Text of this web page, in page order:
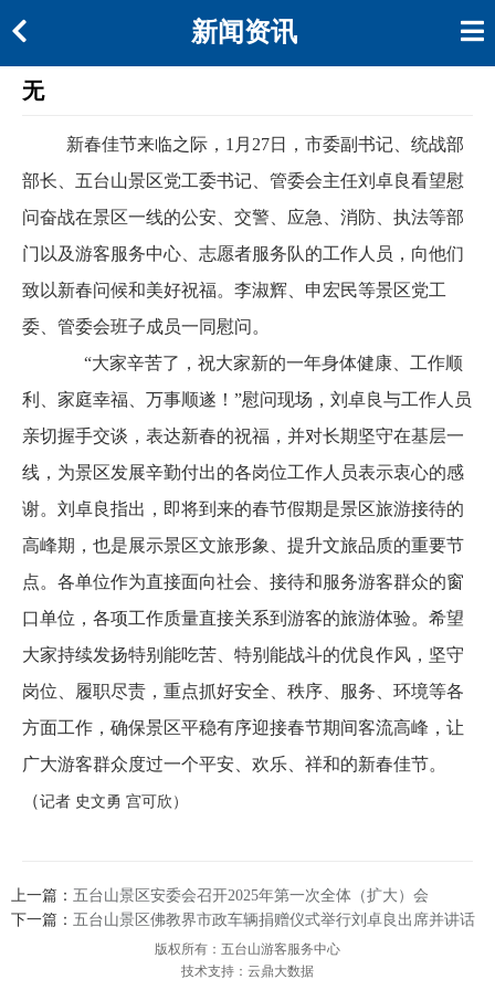
新闻资讯
无
新春佳节来临之际， 1月27日，市委副书记、 统战部
部长、 五台山景区党工委书记、管委会主任刘卓良看望慰
问奋战在景区一线的公安、交警、应急、消防、执法等部
门以及游客服务中心、志愿者服务队的工作人员，向他们
致以新春问候和美好祝福。 李淑辉、申宏民等景区党工
委、管委会班子成员一同慰问。
“大家辛苦了，祝大家新的一年身体健康、工作顺
利、家庭幸福、万事顺遂！”慰问现场，刘卓良与工作人员
亲切握手交谈，表达新春的祝福，并对长期坚守在基层一
线，为景区发展辛勤付出的各岗位工作人员表示衷心的感
谢。刘卓良指出，即将到来的春节假期是景区旅游接待的
高峰期，也是展示景区文旅形象、提升文旅品质的重要节
点。各单位作为直接面向社会、接待和服务游客群众的窗
口单位，各项工作质量直接关系到游客的旅游体验。希望
大家持续发扬特别能吃苦、特别能战斗的优良作风，坚守
岗位、履职尽责，重点抓好安全、秩序、服务、环境等各
方面工作，确保景区平稳有序迎接春节期间客流高峰，让
广大游客群众度过一个平安、欢乐、祥和的新春佳节。
（记者 史文勇 宫可欣 ）
上一篇： 五台山景区安委会召开2025年第一次全体（扩大）会
下一篇： 五台山景区佛教界市政车辆捐赠仪式举行刘卓良出席并讲话
版权所有：五台山游客服务中心
技术支持：云鼎大数据